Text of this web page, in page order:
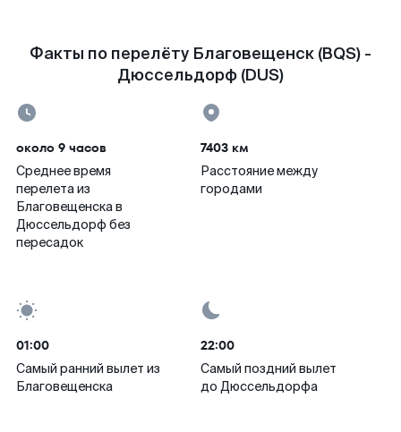
Факты по перелёту Благовещенск (BQS) -
Дюссельдорф (DUS)
около 9 часов
Среднее время
перелета из
Благовещенска в
Дюссельдорф без
пересадок
7403 км
Расстояние между
городами
01:00
Самый ранний вылет из
Благовещенска
22:00
Самый поздний вылет
до Дюссельдорфа